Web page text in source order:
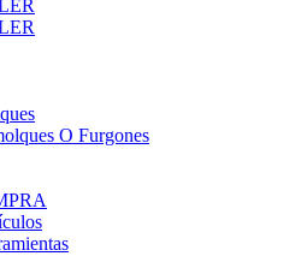
O Furgones